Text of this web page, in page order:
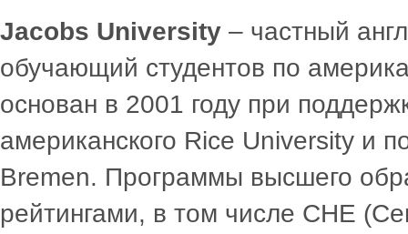
Jacobs University – частный
обучающий студентов по
основан в 2001 году при
американского Rice University и
Bremen. Программы высшего
рейтингами, в том числе CHE